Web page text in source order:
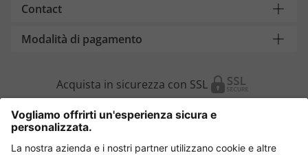
Contact
Modalità di pagamento
Acquista in sicurezza con SSL
Cambia Paese